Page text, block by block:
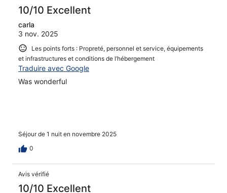
10/10 Excellent
carla
3 nov. 2025
Les points forts : Propreté, personnel et service, équipements
et infrastructures et conditions de l’hébergement
Traduire avec Google
Was wonderful
Séjour de 1 nuit en novembre 2025
0
Avis vérifié
10/10 Excellent